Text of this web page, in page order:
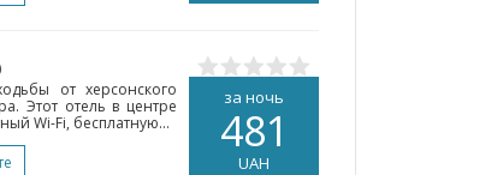
за ночь
481
UAH
от херсонского
Этот отель в центре
Wi-Fi, бесплатную...